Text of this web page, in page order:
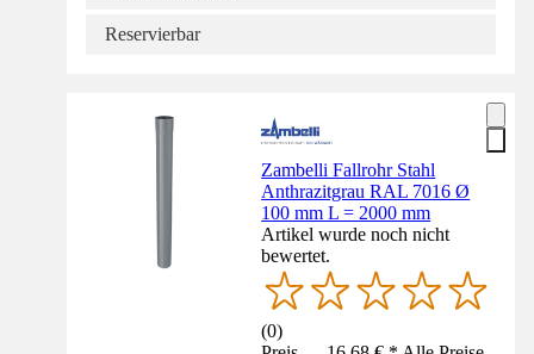
Reservierbar
Zambelli Fallrohr Stahl
Anthrazitgrau RAL 7016 Ø
100 mm L = 2000 mm
Artikel wurde noch nicht
bewertet.
(0)